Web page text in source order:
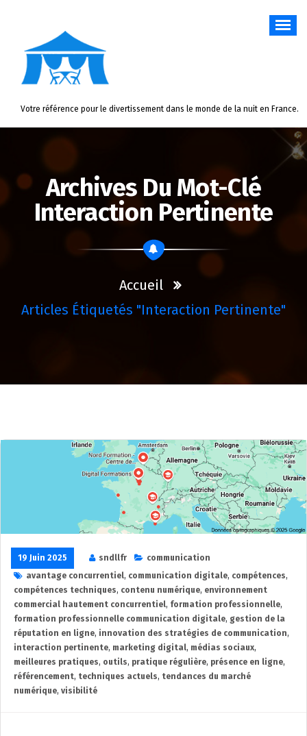
Votre référence pour le divertissement dans le monde de la nuit en France.
Archives Du Mot-Clé
Interaction Pertinente
Accueil
Articles Étiquetés "interaction Pertinente"
19 Juin 2025 sndllfr
communication
avantage concurrentiel, communication digitale, compétences,
compétences techniques, contenu numérique, environnement
commercial hautement concurrentiel, formation professionnelle,
formation professionnelle communication digitale, gestion de la
réputation en ligne, innovation des stratégies de communication,
interaction pertinente, marketing digital, médias sociaux,
meilleures pratiques, outils, pratique régulière, présence en ligne,
référencement, techniques actuels, tendances du marché
numérique, visibilité